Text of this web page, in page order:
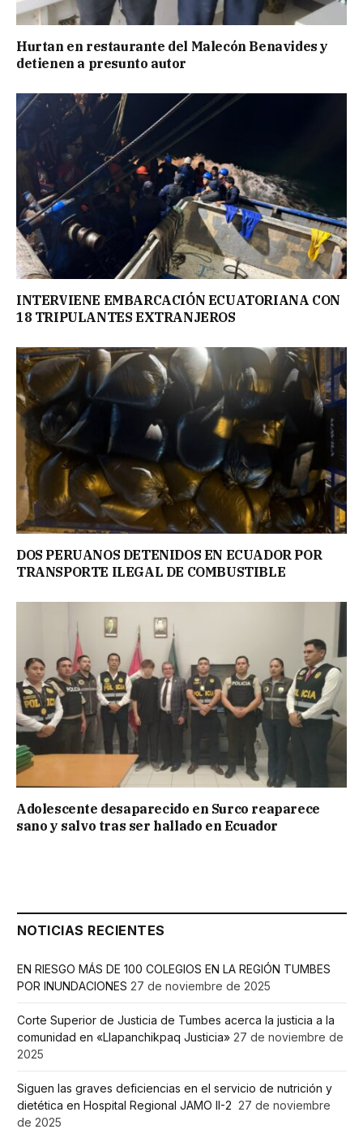
Hurtan en restaurante del Malecón Benavides y
detienen a presunto autor
INTERVIENE EMBARCACIÓN ECUATORIANA CON
18 TRIPULANTES EXTRANJEROS
DOS PERUANOS DETENIDOS EN ECUADOR POR
TRANSPORTE ILEGAL DE COMBUSTIBLE
Adolescente desaparecido en Surco reaparece
sano y salvo tras ser hallado en Ecuador
NOTICIAS RECIENTES
EN RIESGO MÁS DE 100 COLEGIOS EN LA REGIÓN TUMBES
POR INUNDACIONES 27 de noviembre de 2025
Corte Superior de Justicia de Tumbes acerca la justicia a la
comunidad en «Llapanchikpaq Justicia» 27 de noviembre de
2025
Siguen las graves deficiencias en el servicio de nutrición y
dietética en Hospital Regional JAMO II-2 27 de noviembre
de 2025